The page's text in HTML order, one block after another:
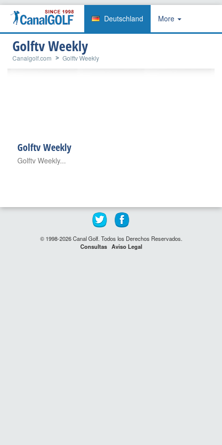
Deutschland More
Golftv Weekly
Canalgolf.com Golftv Weekly
Golftv Weekly
Golftv Weekly...
© 1998-2026 Canal Golf. Todos los Derechos Reservados.
Consultas Aviso Legal